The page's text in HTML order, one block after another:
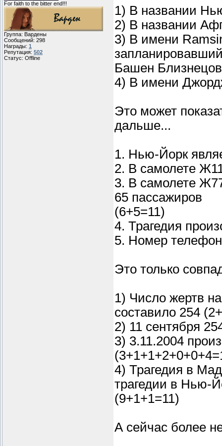
For faith to the bitter end!!!
Группа: Вардены
Сообщений: 298
Награды: 1
Репутация: 502
Статус: Offline
1) В названии
2) В названии
3) В имени
Башен
4) В имени
Это может
дальше...
1. Нью-Йорк
2. В самолете
3. В самолете
65 пассажиров
(6+5=11)
4. Трагедия
5. Номер
Это только
1) Число жертв
составило 254
2) 11 сентября
3) 3.11.2004
4) Трагедия в
трагедии в Нью-
(9+1+1=11)
А сейчас более